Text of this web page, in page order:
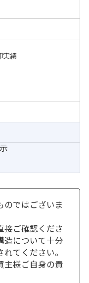
実績
のではございま
接ご確認くださ
造について十分
てください。
主様ご自身の責